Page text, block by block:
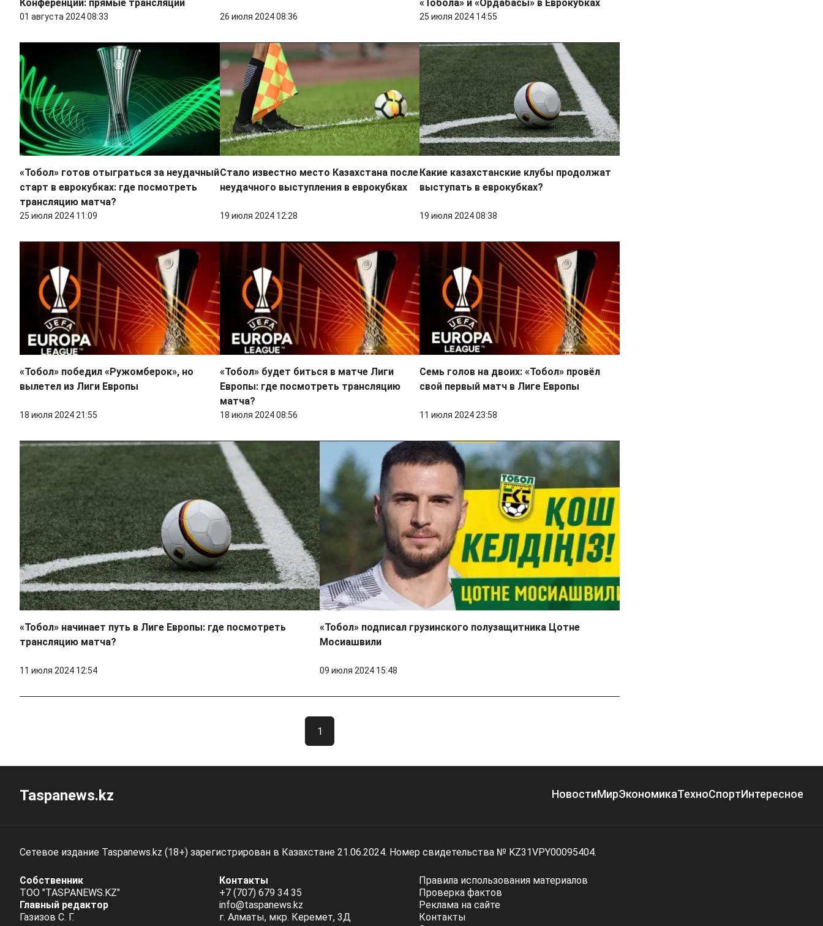
Конференций: прямые трансляции
01 августа 2024 08:33 26 июля 2024 08:36
«Тобола» и «Ордабасы» в Еврокубках
25 июля 2024 14:55
«Тобол» готов отыграться за неудачный
старт в еврокубках: где посмотреть
трансляцию матча?
25 июля 2024 11:09
Стало известно место Казахстана после
неудачного выступления в еврокубках
19 июля 2024 12:28
Какие казахстанские клубы продолжат
выступать в еврокубках?
19 июля 2024 08:38
«Тобол» победил «Ружомберок», но
вылетел из Лиги Европы
18 июля 2024 21:55
«Тобол» будет биться в матче Лиги
Европы: где посмотреть трансляцию
матча?
18 июля 2024 08:56
Семь голов на двоих: «Тобол» провёл
свой первый матч в Лиге Европы
11 июля 2024 23:58
«Тобол» начинает путь в Лиге Европы: где посмотреть
трансляцию матча?
11 июля 2024 12:54
«Тобол» подписал грузинского полузащитника Цотне
Мосиашвили
09 июля 2024 15:48
1
Taspanews.kz НовостиМирЭкономикаТехноСпортИнтересное
Сетевое издание Taspanews.kz (18+) зарегистрирован в Казахстане 21.06.2024. Номер свидетельства № KZ31VPY00095404.
Собственник
ТОО "TASPANEWS.KZ"
Главный редактор
Газизов С. Г.
Контакты
+7 (707) 679 34 35
info@taspanews.kz
г. Алматы, мкр. Керемет, 3Д
Правила использования материалов
Проверка фактов
Реклама на сайте
Контакты